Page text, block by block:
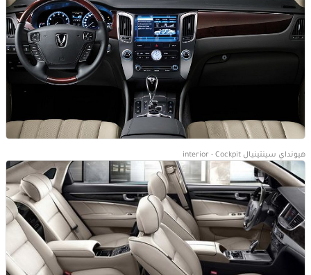
هيونداي سينتينيال interior - Cockpit